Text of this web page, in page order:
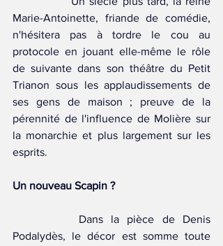
Marie-Antoinette, friande de comédie,
n'hésitera pas à tordre le cou au
protocole en jouant elle-même le rôle
de suivante dans son théâtre du Petit
Trianon sous les applaudissements de
ses gens de maison ; preuve de la
pérennité de l'influence de Molière sur
la monarchie et plus largement sur les
esprits.
Un nouveau Scapin ?
Podalydès, le décor est somme toute